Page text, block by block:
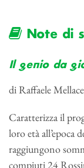
Note di
Il genio da
di Raffaele Mellace
Caratterizza il
loro età all’epoca
raggiungono
compiuti 24